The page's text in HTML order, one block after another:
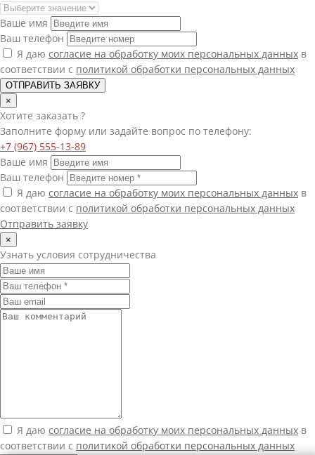
Ваше имя
Ваш телефон
Я даю согласие на обработку моих персональных данных в
соответствии с политикой обработки персональных данных
ОТПРАВИТЬ ЗАЯВКУ
×
Хотите заказать ?
Заполните форму или задайте вопрос по телефону:
+7 (967) 555-13-89
Ваше имя
Ваш телефон
Я даю согласие на обработку моих персональных данных в
соответствии с политикой обработки персональных данных
Отправить заявку
×
Узнать условия сотрудничества
Я даю согласие на обработку моих персональных данных в
соответствии с политикой обработки персональных данных